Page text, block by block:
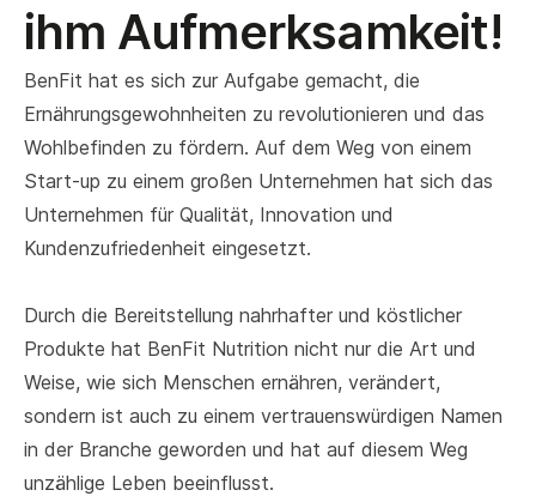
ihm Aufmerksamkeit!
BenFit hat es sich zur Aufgabe gemacht, die
Ernährungsgewohnheiten zu revolutionieren und das
Wohlbefinden zu fördern. Auf dem Weg von einem
Start-up zu einem großen Unternehmen hat sich das
Unternehmen für Qualität, Innovation und
Kundenzufriedenheit eingesetzt.
Durch die Bereitstellung nahrhafter und köstlicher
Produkte hat BenFit Nutrition nicht nur die Art und
Weise, wie sich Menschen ernähren, verändert,
sondern ist auch zu einem vertrauenswürdigen Namen
in der Branche geworden und hat auf diesem Weg
unzählige Leben beeinflusst.